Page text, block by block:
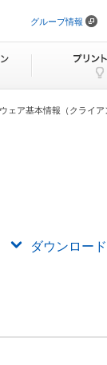
ビ
ョ
を
グループ情報
ェア基本情報（クライア
ダウンロー